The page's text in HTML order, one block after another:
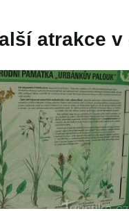
atrakce